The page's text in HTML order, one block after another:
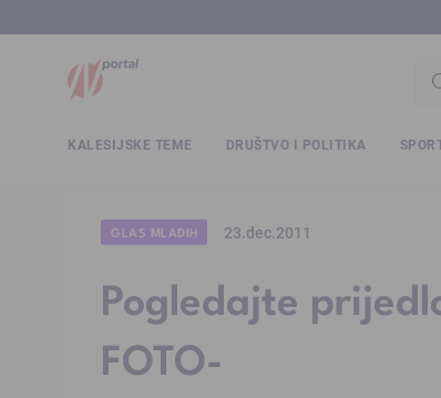
KALESIJSKE TEME DRUŠTVO I POLITIKA
GLAS MLADIH 23.dec.2011
Pogledajte
FOTO-